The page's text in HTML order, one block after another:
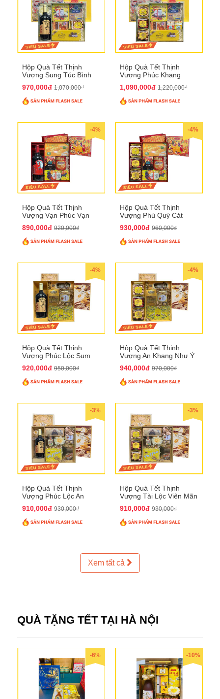
Hộp Quà Tết Thịnh
Vượng Sung Túc Bình
970,000đ 1,070,000₫
Hộp Quà Tết Thịnh
Vượng Phúc Khang
1,090,000đ 1,220,000₫
-4%
Hộp Quà Tết Thịnh
Vượng Vạn Phúc Vạn
890,000đ 920,000₫
-4%
Hộp Quà Tết Thịnh
Vượng Phú Quý Cát
930,000đ 960,000₫
-4%
Hộp Quà Tết Thịnh
Vượng Phúc Lộc Sum
920,000đ 950,000₫
-4%
Hộp Quà Tết Thịnh
Vượng An Khang Như Ý
940,000đ 970,000₫
-3%
Hộp Quà Tết Thịnh
Vượng Phúc Lộc An
910,000đ 930,000₫
-3%
Hộp Quà Tết Thịnh
Vượng Tài Lộc Viên Mãn
910,000đ 930,000₫
Xem tất cả
QUÀ TẶNG TẾT TẠI HÀ NỘI
-6% -10%